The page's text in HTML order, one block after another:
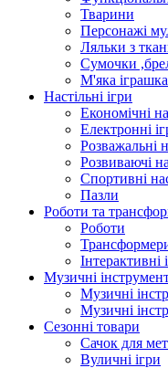
Тварини
Персонажі
Ляльки з
Сумочки
М'яка
Настільні ігри
Економічні
Електронні
Розважальні
Розвиваючі
Спортивні
Пазли
Роботи та
Роботи
Інтерактивні
Музичні
Музичні
Музичні
Сезонні товари
Сачок для
Вуличні ігри